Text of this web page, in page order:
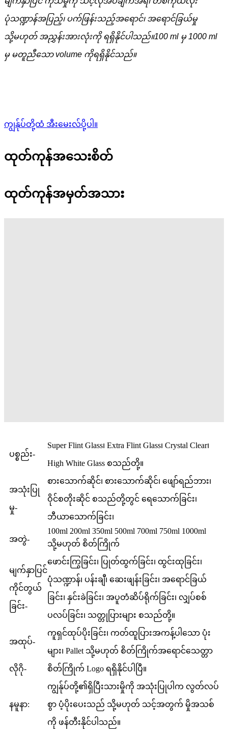
ပုံသဏ္ဍာန်အပြည့်၊ ပက်ဖြန်းသည့်အရောင်၊ အရောင်ခြယ်မှု
သို့မဟုတ် အညွှန်းအားလုံးကို ရရှိနိုင်ပါသည်။100 ml မှ 1000 ml
မှ မတူညီသော volume ကိုရရှိနိုင်သည်။
ကျွန်ုပ်တို့ထံ အီးမေးလ်ပို့ပါ။
ထုတ်ကုန်အသေးစိတ်
ထုတ်ကုန်အမှတ်အသား
ပစ္စည်း-
Super Flint Glass၊ Extra Flint Glass၊ Crystal Clear၊
High White Glass စသည်တို့။
အသုံးပြု
မှု-
စားသောက်ဆိုင်၊ စားသောက်ဆိုင်၊ ဖျော်ရည်ဘား၊
ဝိုင်စတိုးဆိုင် စသည်တို့တွင် ရေသောက်ခြင်း၊
ဘီယာသောက်ခြင်း၊
အတွဲ-
100ml 200ml 350ml 500ml 700ml 750ml 1000ml
သို့မဟုတ် စိတ်ကြိုက်
မျက်နှာပြင်
ကိုင်တွယ်
ခြင်း-
ဖောင်းကြွခြင်း၊ ပြုတ်ထွက်ခြင်း၊ ထွင်းထုခြင်း၊
ပုံသဏ္ဍာန်၊ ပန်းချီ၊ ဆေးဖျန်းခြင်း၊ အရောင်ခြယ်
ခြင်း၊ နှင်းခဲခြင်း၊ အပူတံဆိပ်ရိုက်ခြင်း၊ လျှပ်စစ်
ပလပ်ခြင်း၊ သတ္တုပြားများ စသည်တို့။
အထုပ်-
ကူရှင်ထုပ်ပိုးခြင်း၊ ကတ်ထူပြားအကန့်ပါသော ပုံး
များ၊ Pallet သို့မဟုတ် စိတ်ကြိုက်အရောင်သေတ္တာ
လိုဂို- စိတ်ကြိုက် Logo ရရှိနိုင်ပါပြီ။
နမူနာ:
ကျွန်ုပ်တို့၏ရှိပြီးသားမှိုကို အသုံးပြုပါက လွတ်လပ်
စွာ ပံ့ပိုးပေးသည် သို့မဟုတ် သင့်အတွက် မှိုအသစ်
ကို ဖန်တီးနိုင်ပါသည်။